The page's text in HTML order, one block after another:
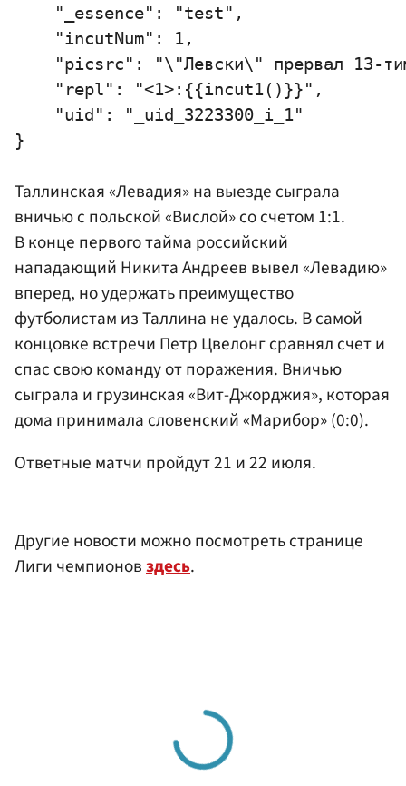
    "_essence": "test",
    "incutNum": 1,
"picsrc": "\"Левски\" прервал 13-
    "repl": "<1>:{{incut1()}}",
    "uid": "_uid_3223300_i_1"
Таллинская «Левадия» на выезде сыграла
вничью с польской «Вислой» со счетом 1:1.
В конце первого тайма российский
нападающий Никита Андреев вывел «Левадию»
вперед, но удержать преимущество
футболистам из Таллина не удалось. В самой
концовке встречи Петр Цвелонгсравнял счет и
спас свою команду от поражения. Вничью
сыграла и грузинская «Вит-Джорджия», которая
дома принимала словенский «Марибор» (0:0).
Ответные матчи пройдут 21 и 22 июля.
Другие новости можно посмотреть странице
Лиги чемпионовздесь.